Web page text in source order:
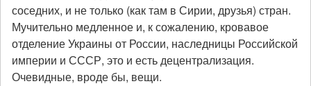
соседних, и не только (как там в Сирии, друзья) стран.
Мучительно медленное и, к сожалению, кровавое
отделение Украины от России, наследницы Российской
империи и СССР, это и есть децентрализация.
Очевидные, вроде бы, вещи.